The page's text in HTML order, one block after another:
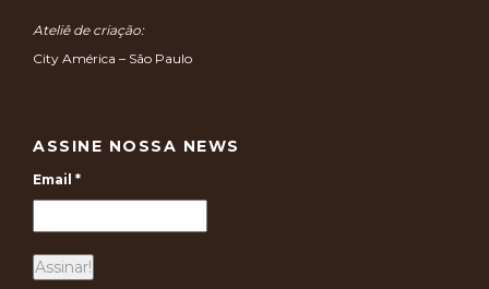
Ateliê de criação:
City América – São Paulo
ASSINE NOSSA NEWS
Email *